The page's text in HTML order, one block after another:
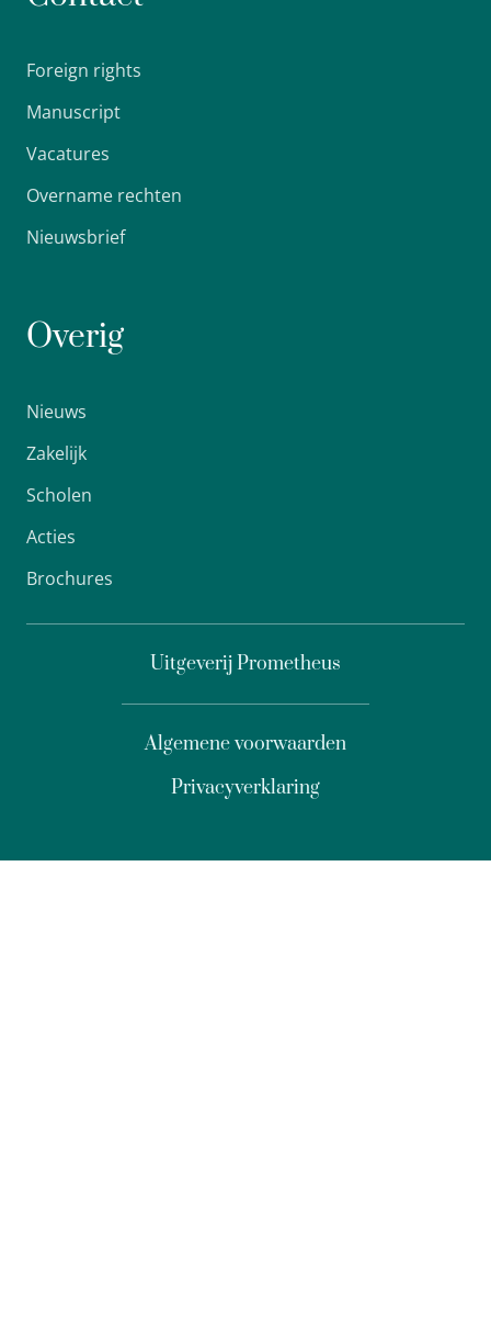
Foreign rights
Manuscript
Vacatures
Overname rechten
Nieuwsbrief
Overig
Nieuws
Zakelijk
Scholen
Acties
Brochures
Uitgeverij Prometheus
Privacyverklaring
Algemene voorwaarden